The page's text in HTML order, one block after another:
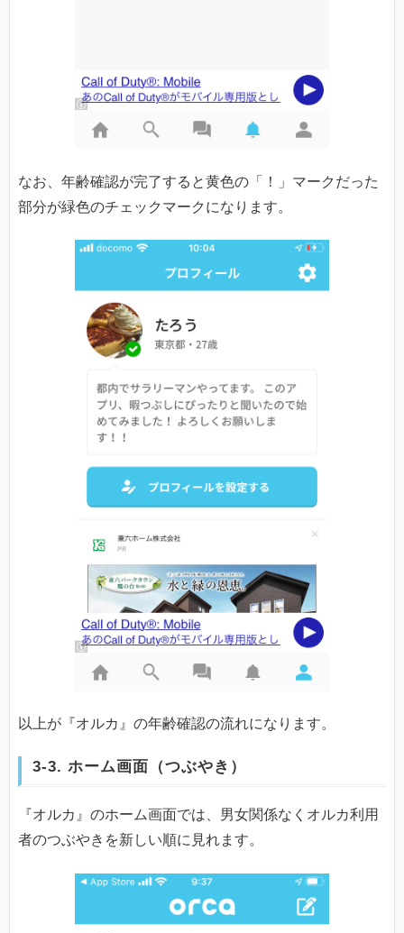
なお、年齢確認が完了すると黄色の「！」マークだった
部分が緑色のチェックマークになります。
以上が『オルカ』の年齢確認の流れになります。
3-3. ホーム画面（つぶやき）
『オルカ』のホーム画面では、男女関係なくオルカ利用
者のつぶやきを新しい順に見れます。